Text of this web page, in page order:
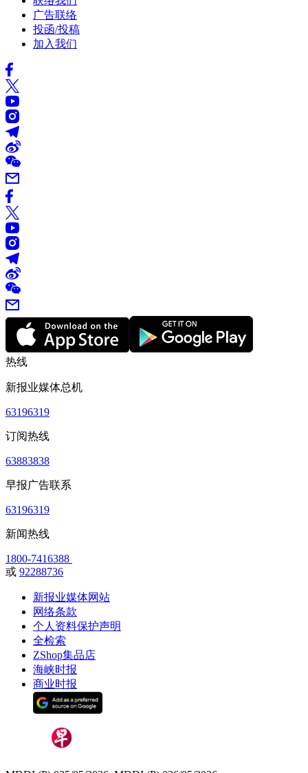
广告联络
投函/投稿
加入我们
热线
新报业媒体总机
63196319
订阅热线
63883838
早报广告联系
63196319
新闻热线
1800-7416388
或 92288736
新报业媒体网站
网络条款
个人资料保护声明
全检索
ZShop集品店
海峡时报
商业时报